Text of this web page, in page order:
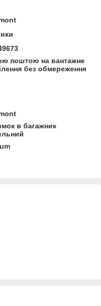
поштою на вантажне
без обмереження
в багажник